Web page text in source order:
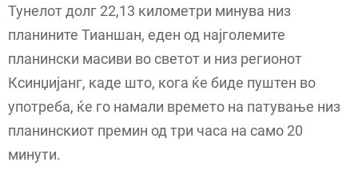
Тунелот долг 22,13 километри минува низ
планините Тианшан, еден од најголемите
планински масиви во светот и низ регионот
Ксинџијанг, каде што, кога ќе биде пуштен во
употреба, ќе го намали времето на патување низ
планинскиот премин од три часа на само 20
минути.